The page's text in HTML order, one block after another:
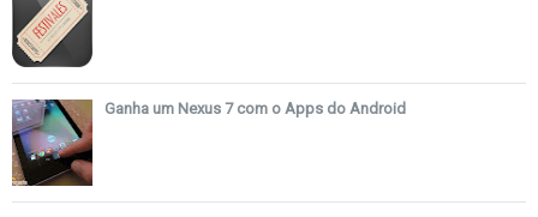
Ganha um Nexus 7 com o Apps do Android